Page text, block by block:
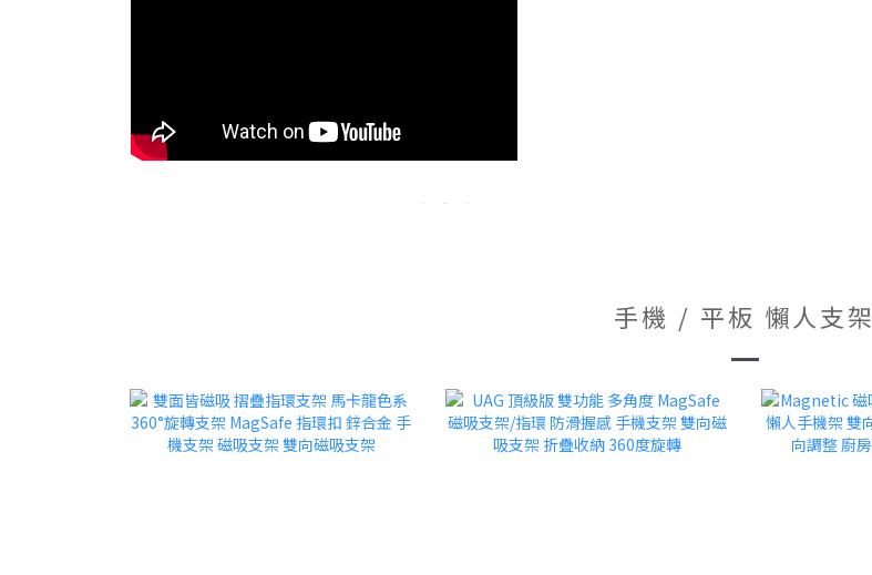
手機 / 平板 懶人支架